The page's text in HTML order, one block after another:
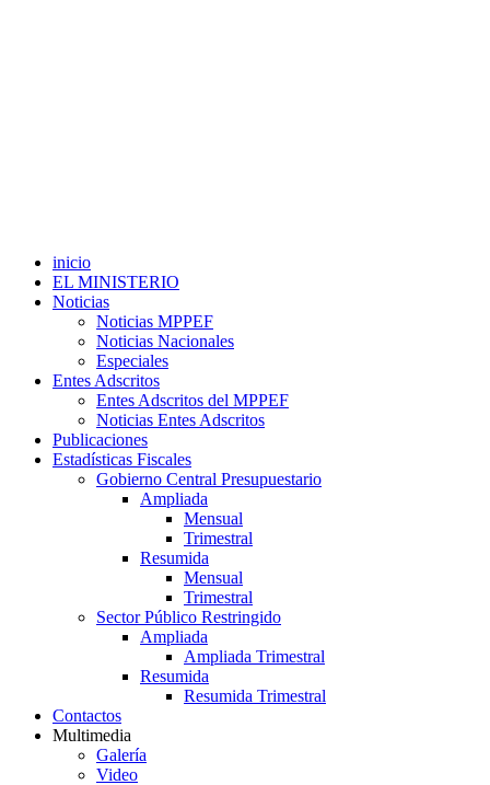
inicio
EL MINISTERIO
Noticias
Noticias MPPEF
Noticias Nacionales
Especiales
Entes Adscritos
Entes Adscritos del MPPEF
Noticias Entes Adscritos
Publicaciones
Estadísticas Fiscales
Gobierno Central Presupuestario
Ampliada
Mensual
Trimestral
Resumida
Mensual
Trimestral
Sector Público Restringido
Ampliada
Ampliada Trimestral
Resumida
Resumida Trimestral
Contactos
Multimedia
Galería
Video